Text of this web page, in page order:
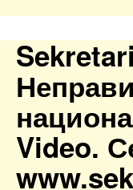
Video.